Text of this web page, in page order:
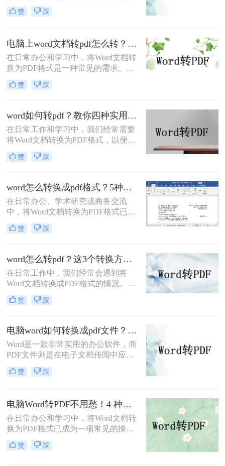
避免因不同设备或软件打开导致格式
错乱。那么简历word怎么转换成pdf
高效完成转换并提升简历的专业性。
赞 踩
电脑上word文档转pdf怎么转？教你二种实用转换方法！
在日常办公和学习中，将Word文档转
换为PDF格式是一种常见的需求。
PDF格式具有跨平台、不易被篡改和
保持原样展示等优点，因此广泛应用
上word文档转pdf怎么转呢？本文将介
绍两种将Word文档转换为PDF的方
法。
赞 踩
word如何转pdf？教你四种实用的转PDF方法！
在日常工作和学习中，我们经常需要
将Word文档转换为PDF格式，以便更
好地保存、分享和打印文件。PDF格
式具有跨平台兼容性好、不易被篡改
Word如何转PDF呢？本文将介绍四种
实用的Word转PDF的方法，帮助读者
轻松实现文档格式的转换。
赞 踩
word怎么转换成pdf格式？5种高效方法详解与场景应用！
在日常办公、学术研究或商务交流
中，将Word文档转换为PDF格式已成
为一项不可或缺的技能。
PDF（Portable Document Format）以
全性高的特点，成为文件归档、传阅
和打印的首选格式。然而，许多用户
仅知其一，不知其二，往往在转换过
程中遇到格式错乱、体积过大或无法
编辑等问题。
赞 踩
word怎么转pdf？这3个转换方法赶紧收藏起来
在日常工作中，我们经常会遇到将
Word文档转换成PDF格式的情况。
PDF格式不仅可以保留文档的格式和
布局，还可以保证文档在不同设备上
word怎么转PDF，以及一些常见的
Word转PDF问题。
赞 踩
电脑word如何转换成pdf文件？教你4个方法轻松完成转换任务！
Word是一款非常实用的办公软件，而
PDF文件则是在电子文档传阅中应用
广泛的格式，因此很多人常常需要将
Word文件转换成PDF文件。那么电脑
法，帮助你快速将电脑上的Word文件
转换成PDF格式。
赞 踩
电脑Word转PDF不用愁！4 种转换方法还能压缩文件体积！
在日常办公和学习中，将Word文档转
换为PDF格式已成为一项常见的操
作。PDF格式以其高度的兼容性、稳
定性和安全性，在文档分享、分发和
赞 踩